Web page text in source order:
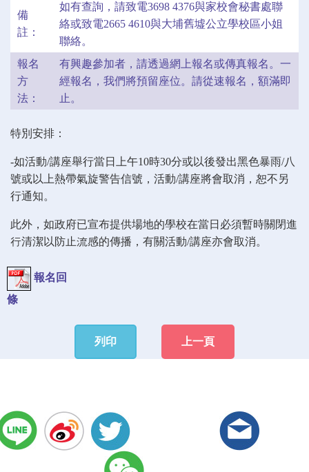
備
註：
如有查詢，請致電3698 4376與家校會秘書處聯
絡或致電2665 4610與大埔舊墟公立學校區小姐
聯絡。
報名
方
法：
有興趣參加者，請透過網上報名或傳真報名。一
經報名，我們將預留座位。請從速報名，額滿即
止。
特別安排：
-如活動/講座舉行當日上午10時30分或以後發出黑色暴雨/八
號或以上熱帶氣旋警告信號，活動/講座將會取消，恕不另
行通知。
此外，如政府已宣布提供場地的學校在當日必須暫時關閉進
行清潔以防止流感的傳播，有關活動/講座亦會取消。
報名回
條
列印 上一頁